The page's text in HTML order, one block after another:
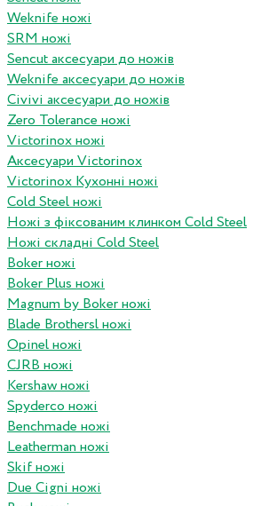
Weknife ножі
SRM ножі
Sencut аксесуари до ножів
Weknife аксесуари до ножів
Civivi аксесуари до ножів
Zero Tolerance ножі
Victorinox ножі
Аксесуари Victorinox
Victorinox Кухонні ножі
Cold Steel ножі
Ножі з фіксованим клинком Cold Steel
Ножі складні Cold Steel
Boker ножі
Boker Plus ножі
Magnum by Boker ножі
Blade Brothersl ножі
Opinel ножі
CJRB ножі
Kershaw ножі
Spyderco ножі
Benchmade ножі
Leatherman ножі
Skif ножі
Due Cigni ножі